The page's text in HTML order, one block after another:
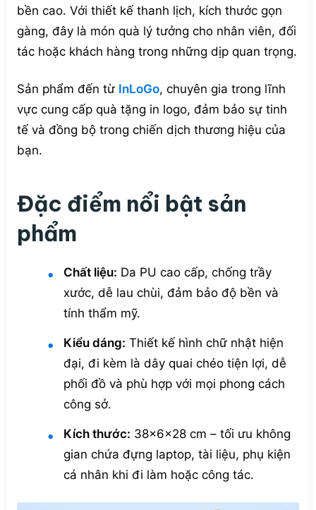
bền cao. Với thiết kế thanh lịch, kích thước gọn
gàng, đây là món quà lý tưởng cho nhân viên, đối
tác hoặc khách hàng trong những dịp quan trọng.
Sản phẩm đến từ InLoGo, chuyên gia trong lĩnh
vực cung cấp quà tặng in logo, đảm bảo sự tinh
tế và đồng bộ trong chiến dịch thương hiệu của
bạn.
Đặc điểm nổi bật sản
phẩm
Chất liệu: Da PU cao cấp, chống trầy
xước, dễ lau chùi, đảm bảo độ bền và
tính thẩm mỹ.
Kiểu dáng: Thiết kế hình chữ nhật hiện
đại, đi kèm là dây quai chéo tiện lợi, dễ
phối đồ và phù hợp với mọi phong cách
công sở.
Kích thước: 38x6x28 cm – tối ưu không
gian chứa đựng laptop, tài liệu, phụ kiện
cá nhân khi đi làm hoặc công tác.